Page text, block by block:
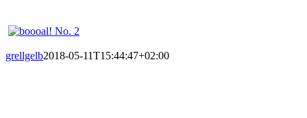
grellgelb2018-05-11T15:44:47+02:00